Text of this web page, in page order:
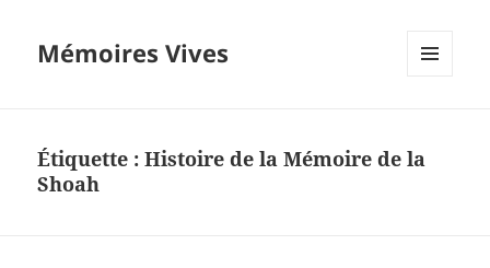
Mémoires Vives
Étiquette :Histoire de la Mémoire de la
Shoah